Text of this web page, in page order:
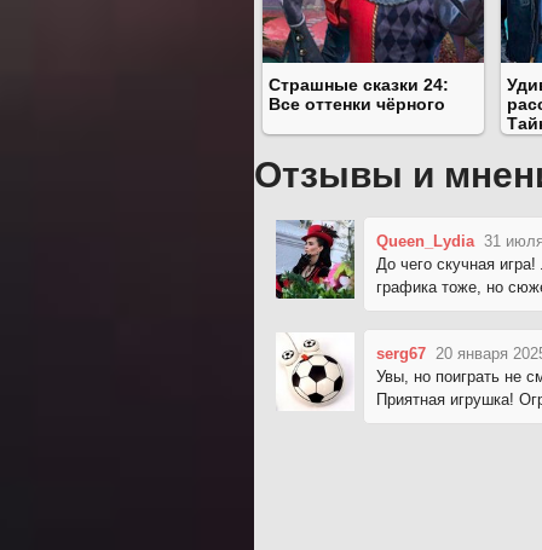
Страшные сказки 24:
Все оттенки чёрного
Отзывы и
Queen_Lydia 31
До чего скучная
графика тоже, но
serg67 20 января
Увы, но поиграть не
Приятная игрушка!